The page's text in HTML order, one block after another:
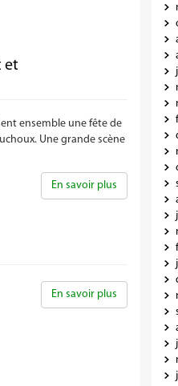
et
ensemble une fête de
Une grande scène
En savoir plus
En savoir plus